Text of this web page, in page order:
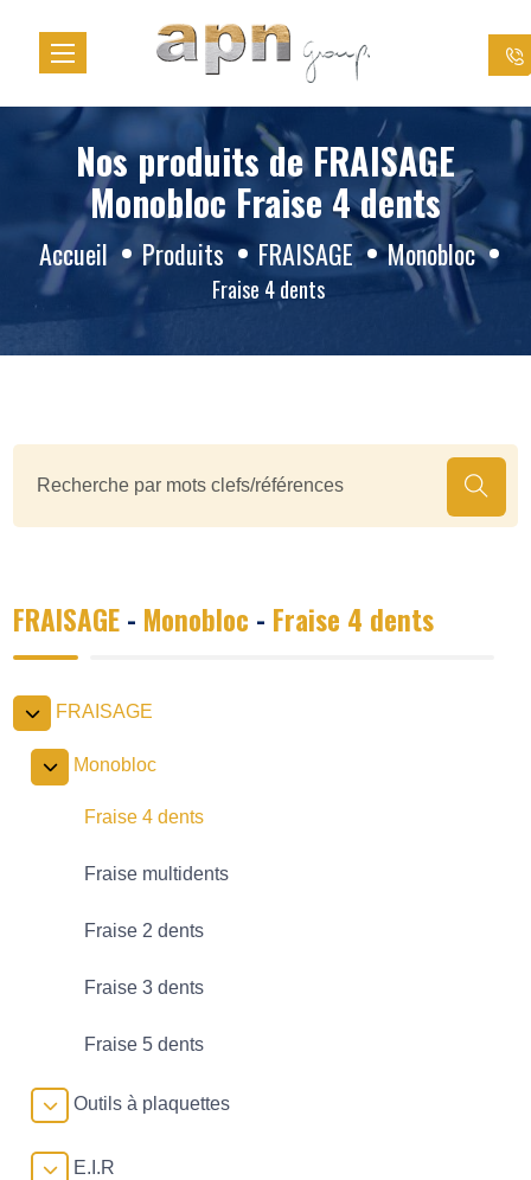
Nos produits de FRAISAGE
Monobloc Fraise 4 dents
Accueil Produits FRAISAGE Monobloc
Fraise 4 dents
FRAISAGE - Monobloc - Fraise 4 dents
FRAISAGE
Monobloc
Fraise 4 dents
Fraise multidents
Fraise 2 dents
Fraise 3 dents
Fraise 5 dents
Outils à plaquettes
E.I.R